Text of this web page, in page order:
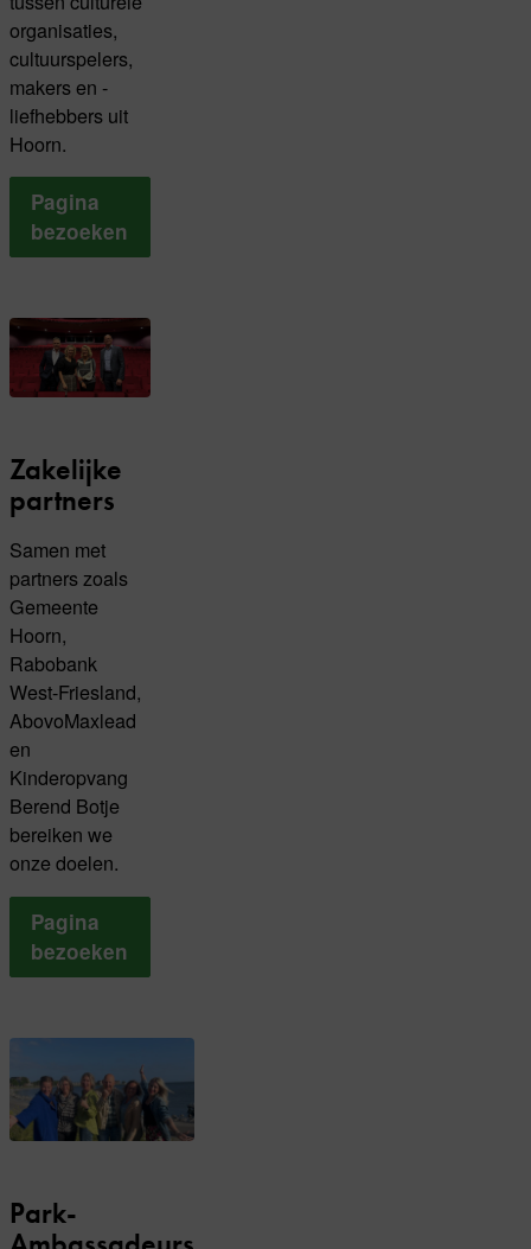
organisaties,
cultuurspelers,
makers en -
liefhebbers uit
Hoorn.
Pagina
bezoeken
Zakelijke
partners
Samen met
partners zoals
Gemeente
Hoorn,
Rabobank
West-Friesland,
AbovoMaxlead
en
Kinderopvang
Berend Botje
bereiken we
onze doelen.
Pagina
bezoeken
Park-